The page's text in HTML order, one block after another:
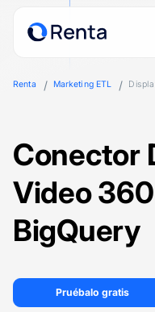
Renta Marketing ETL
Conector
Video
BigQuery
Pruébalo gratis